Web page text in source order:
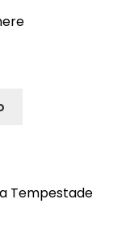
Tempestade